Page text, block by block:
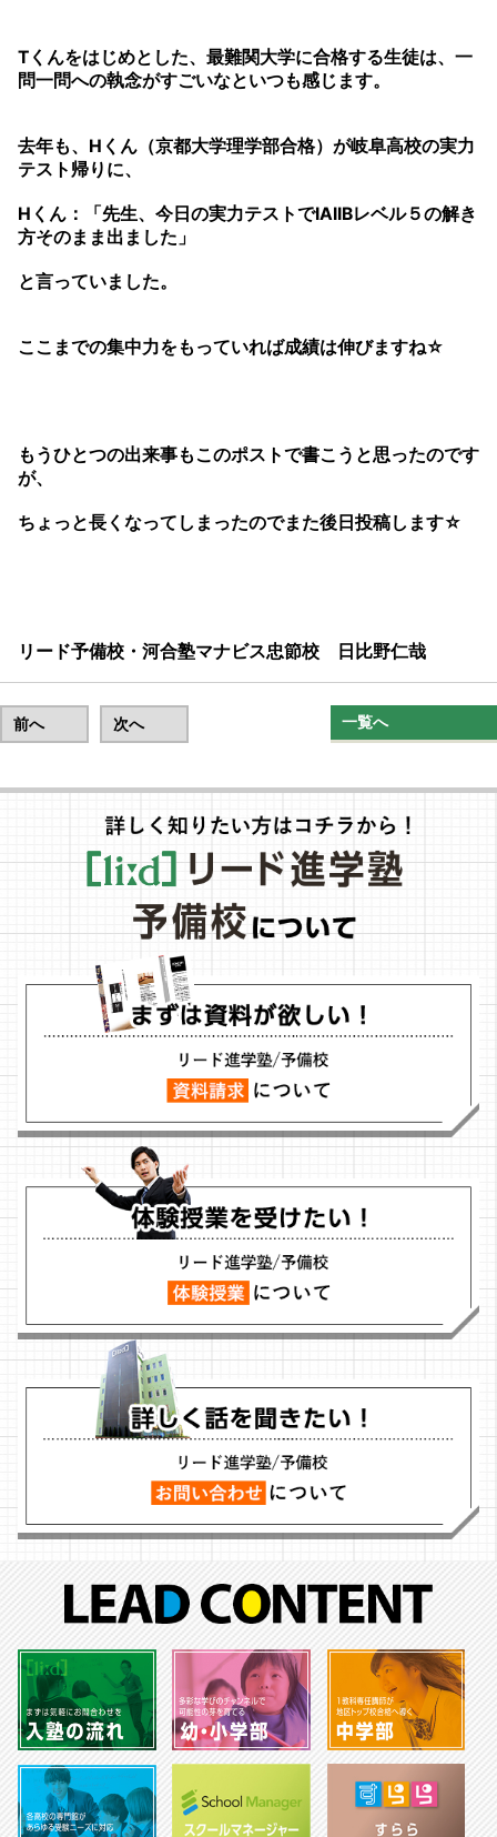
Tくんをはじめとした、最難関大学に合格する生徒は、一
問一問への執念がすごいなといつも感じます。
去年も、Hくん（京都大学理学部合格）が岐阜高校の実力
テスト帰りに、
Hくん：「先生、今日の実力テストでIAIIBレベル５の解き
方そのまま出ました」
と言っていました。
ここまでの集中力をもっていれば成績は伸びますね☆
もうひとつの出来事もこのポストで書こうと思ったのです
が、
ちょっと長くなってしまったのでまた後日投稿します☆
リード予備校・河合塾マナビス忠節校 日比野仁哉
前へ 次へ 一覧へ